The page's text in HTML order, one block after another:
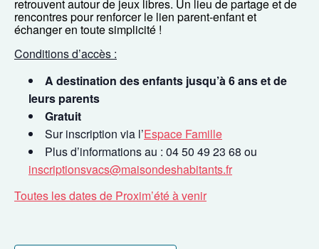
retrouvent autour de jeux libres. Un lieu de partage et de
rencontres pour renforcer le lien parent-enfant et
échanger en toute simplicité !
Conditions d’accès :
A destination des enfants jusqu’à 6 ans et de
leurs parents
Gratuit
Sur inscription via l’Espace Famille
Plus d’informations au : 04 50 49 23 68 ou
inscriptionsvacs@maisondeshabitants.fr
Toutes les dates de Proxim’été à venir